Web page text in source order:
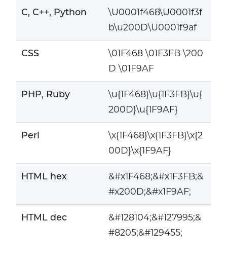
C, C++, Python
\U0001f468\U0001f3f
b\u200D\U0001f9af
CSS
\01F468 \01F3FB \200
D \01F9AF
PHP, Ruby
\u{1F468}\u{1F3FB}\u{
200D}\u{1F9AF}
Perl
\x{1F468}\x{1F3FB}\x{2
00D}\x{1F9AF}
HTML hex
&#x1F468;&#x1F3FB;&
#x200D;&#x1F9AF;
HTML dec
&#128104;&#127995;&
#8205;&#129455;